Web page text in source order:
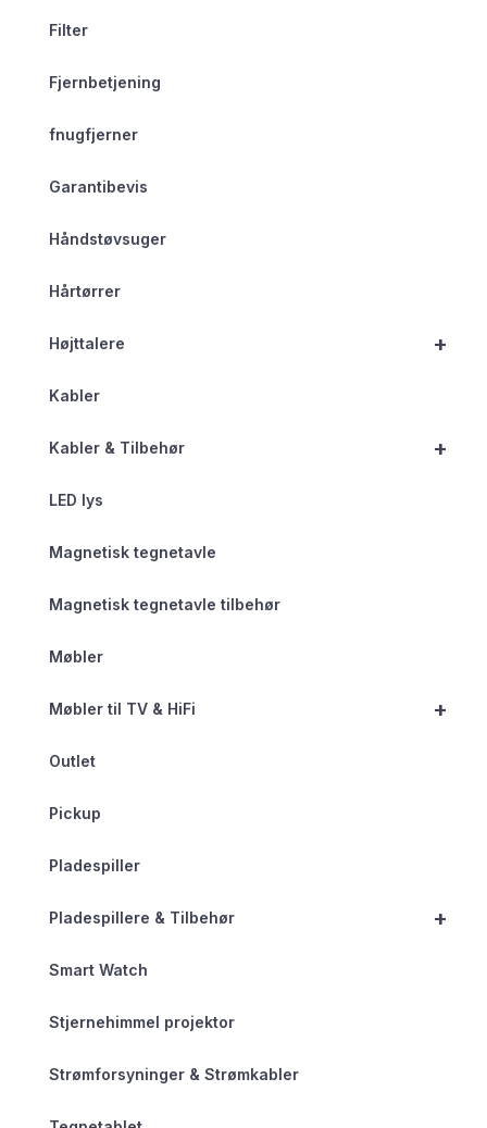
Filter
Fjernbetjening
fnugfjerner
Garantibevis
Håndstøvsuger
Hårtørrer
+
Højttalere
Kabler
+
Kabler & Tilbehør
LED lys
Magnetisk tegnetavle
Magnetisk tegnetavle tilbehør
Møbler
+
Møbler til TV & HiFi
Outlet
Pickup
Pladespiller
+
Pladespillere & Tilbehør
Smart Watch
Stjernehimmel projektor
Strømforsyninger & Strømkabler